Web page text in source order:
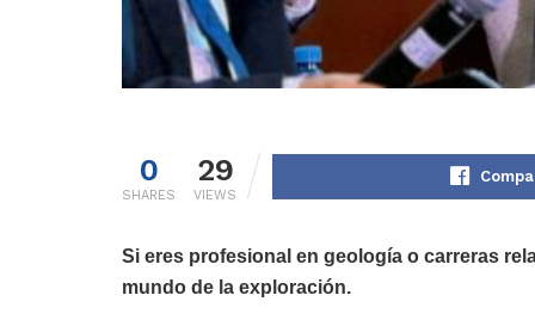
0
SHARES
29
VIEWS
Si eres profesional en geología o carreras
mundo de la exploración.